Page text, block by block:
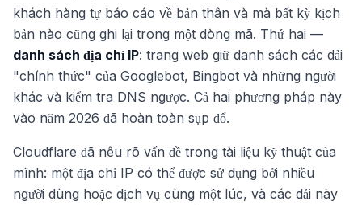
khách hàng tự báo cáo về bản thân và mà bất kỳ kịch
bản nào cũng ghi lại trong một dòng mã. Thứ hai —
danh sách địa chỉ IP: trang web giữ danh sách các dải
"chính thức" của Googlebot, Bingbot và những người
khác và kiểm tra DNS ngược. Cả hai phương pháp này
vào năm 2026 đã hoàn toàn sụp đổ.
Cloudflare đã nêu rõ vấn đề trong tài liệu kỹ thuật của
mình: một địa chỉ IP có thể được sử dụng bởi nhiều
người dùng hoặc dịch vụ cùng một lúc, và các dải này